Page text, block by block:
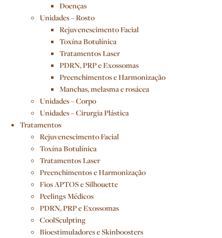
Doenças
Unidades – Rosto
Rejuvenescimento Facial
Toxína Botulínica
Tratamentos Laser
PDRN, PRP e Exossomas
Preenchimentos e Harmonização
Manchas, melasma e rosácea
Unidades – Corpo
Unidades – Cirurgia Plástica
Tratamentos
Rejuvenescimento Facial
Toxína Botulínica
Tratamentos Laser
Preenchimentos e Harmonização
Fios APTOS e Silhouette
Peelings Médicos
PDRN, PRP e Exossomas
CoolSculpting
Bioestimuladores e Skinboosters